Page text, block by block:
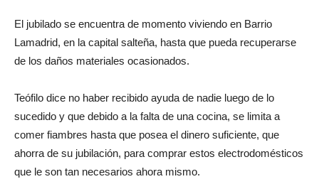
El jubilado se encuentra de momento viviendo en Barrio
Lamadrid, en la capital salteña, hasta que pueda recuperarse
de los daños materiales ocasionados.
Teófilo dice no haber recibido ayuda de nadie luego de lo
sucedido y que debido a la falta de una cocina, se limita a
comer fiambres hasta que posea el dinero suficiente, que
ahorra de su jubilación, para comprar estos electrodomésticos
que le son tan necesarios ahora mismo.